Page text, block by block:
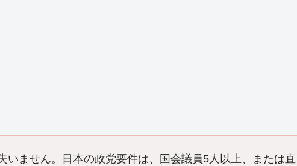
いません。日本の政党要件は、国会議員5人以上、または直